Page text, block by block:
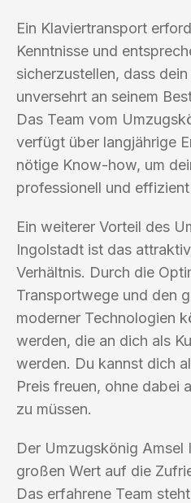
Ein Klaviertransport
Kenntnisse und
sicherzustellen, dass
unversehrt an seinem
Das Team vom
verfügt über langjährige
nötige Know-how, um
professionell und
Ein weiterer Vorteil des
Ingolstadt ist das
Verhältnis. Durch die
Transportwege und den
moderner Technologien
werden, die an dich als
werden. Du kannst dich
Preis freuen, ohne dabei
zu müssen.
Der Umzugskönig
großen Wert auf die
Das erfahrene Team